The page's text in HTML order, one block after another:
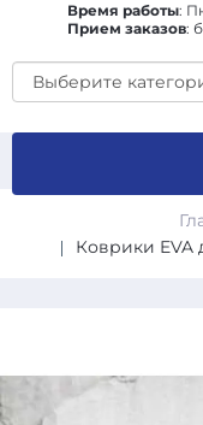
Время работы:
Прием заказов:
Коврики EVA